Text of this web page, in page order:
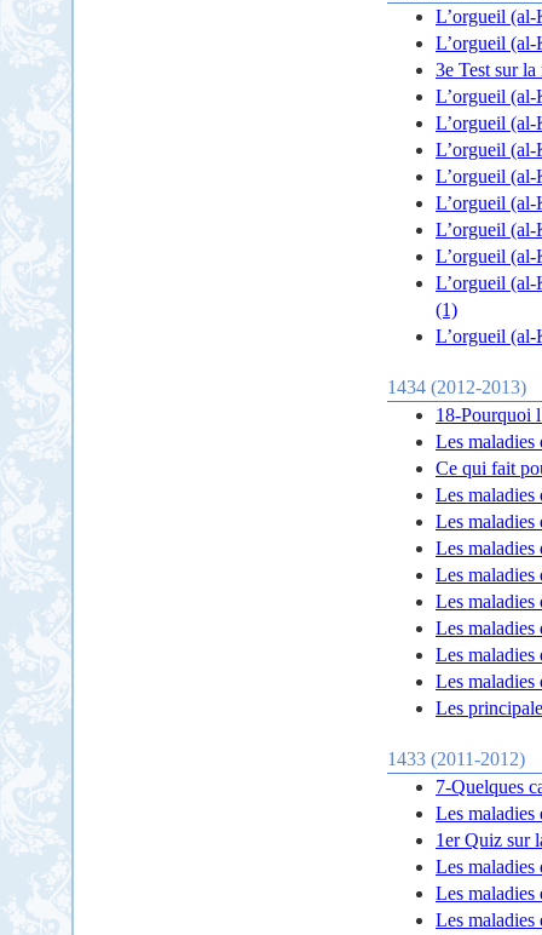
L’orgueil
L’orgueil
3e Test sur
L’orgueil
L’orgueil
L’orgueil
L’orgueil
L’orgueil (al-
L’orgueil (al-
L’orgueil
L’orgueil (al-
(1)
L’orgueil
1434 (2012-2013)
18-Pourquoi
Les
Ce qui fait
Les
Les
Les
Les
Les maladies
Les maladies
Les maladies
Les maladies
Les
1433 (2011-2012)
7-Quelques
Les
1er Quiz sur
Les
Les
Les maladies